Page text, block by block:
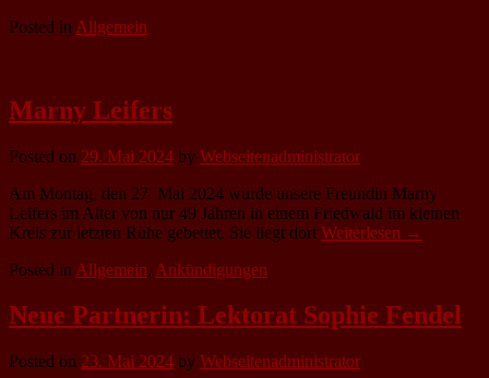
Posted in Allgemein
Marny Leifers
Posted on 29. Mai 2024 by Webseitenadministrator
Am Montag, den 27. Mai 2024 wurde unsere Freundin Marny
Leifers im Alter von nur 49 Jahren in einem Friedwald im kleinen
Kreis zur letzten Ruhe gebettet. Sie liegt dort Weiterlesen →
Posted in Allgemein, Ankündigungen
Neue Partnerin: Lektorat Sophie Fendel
Posted on 23. Mai 2024 by Webseitenadministrator